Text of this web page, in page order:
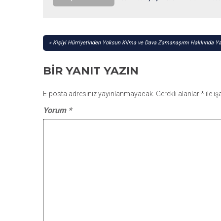
YAZI
Kişiyi Hürriyetinden Yoksun Kılma ve Dava Zamanaşımı Hakkında
BIR YANIT YAZIN
E-posta adresiniz yayınlanmayacak. Gerekli alanlar* ile
Yorum *